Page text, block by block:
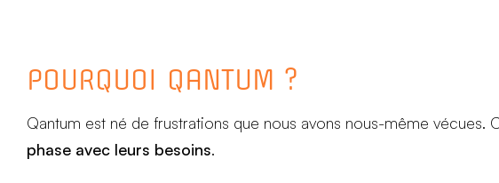
POURQUOI QANTUM ?
Qantum est né de frustrations que nous avons nous-même
phase avec leurs besoins.